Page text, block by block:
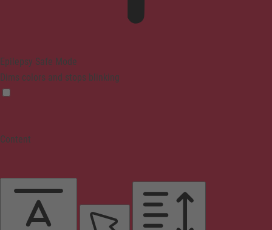
Epilepsy Safe Mode
Dims colors and stops blinking
Content